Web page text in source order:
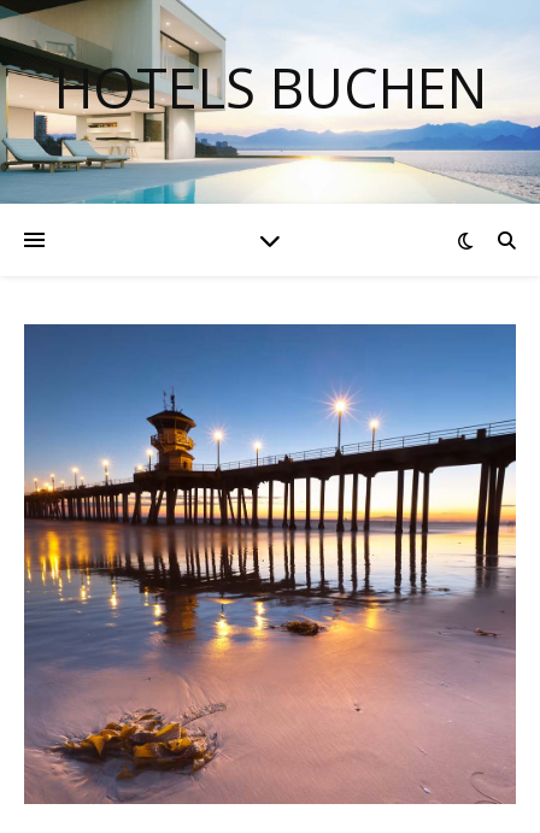
HOTELS BUCHEN